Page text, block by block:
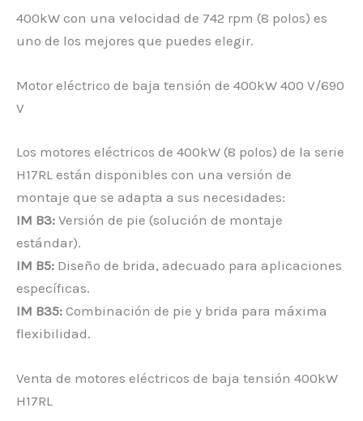
400kW con una velocidad de 742 rpm (8 polos) es
uno de los mejores que puedes elegir.
Motor eléctrico de baja tensión de 400kW 400 V/690
V
Los motores eléctricos de 400kW (8 polos) de la serie
H17RL están disponibles con una versión de
montaje que se adapta a sus necesidades:
IM B3: Versión de pie (solución de montaje
estándar).
IM B5: Diseño de brida, adecuado para aplicaciones
específicas.
IM B35: Combinación de pie y brida para máxima
flexibilidad.
Venta de motores eléctricos de baja tensión 400kW
H17RL